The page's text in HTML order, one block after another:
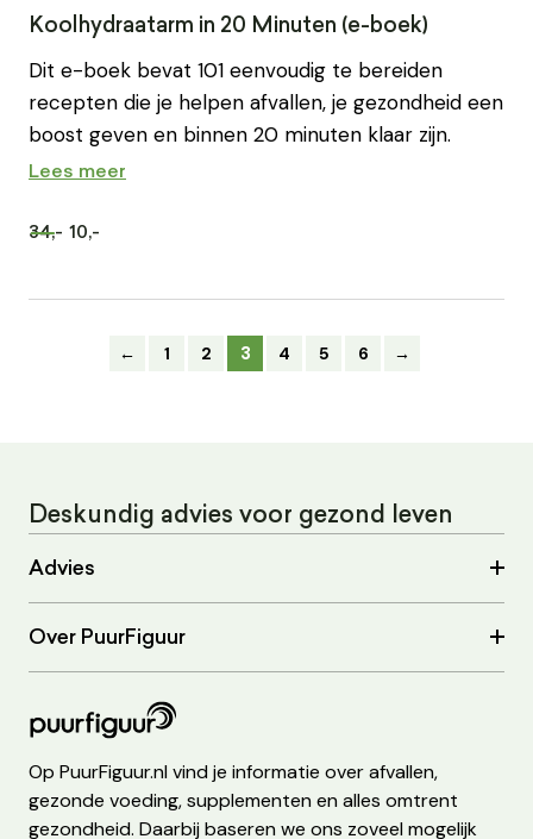
Koolhydraatarm in 20 Minuten (e-boek)
Dit e-boek bevat 101 eenvoudig te bereiden
recepten die je helpen afvallen, je gezondheid een
boost geven en binnen 20 minuten klaar zijn.
Lees meer
34,- 10,-
← 1 2 3 4 5 6 →
Deskundig advies voor gezond leven
Advies
Over PuurFiguur
Op PuurFiguur.nl vind je informatie over afvallen,
gezonde voeding, supplementen en alles omtrent
gezondheid. Daarbij baseren we ons zoveel mogelijk